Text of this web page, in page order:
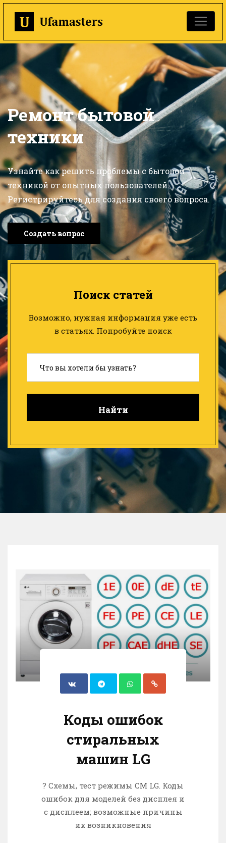
Ремонт бытовой
техники
Узнайте как решить проблемы с бытовой
техникой от опытных пользователей.
Регистрируйтесь для создания своего вопроса.
Создать вопрос
Поиск статей
Возможно, нужная информация уже есть
в статьях. Попробуйте поиск
Найти
Коды ошибок
стиральных
машин LG
? Схемы, тест режимы СМ LG. Коды
ошибок для моделей без дисплея и
с дисплеем; возможные причины
их возникновения